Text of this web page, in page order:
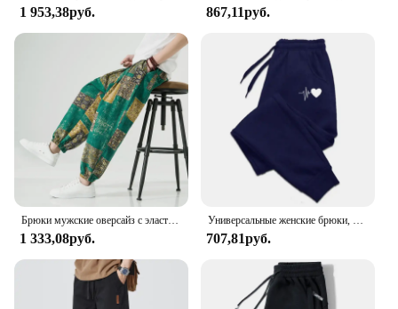
1 953,38руб. 867,11руб.
1 333,08руб. 707,81руб.